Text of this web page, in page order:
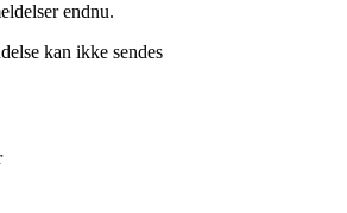
endnu.
kan ikke sendes